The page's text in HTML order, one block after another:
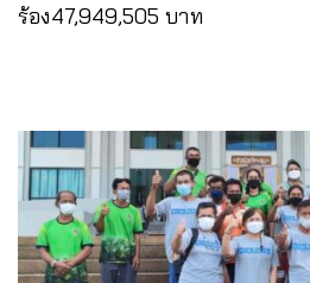
ร้อง47,949,505 บาท